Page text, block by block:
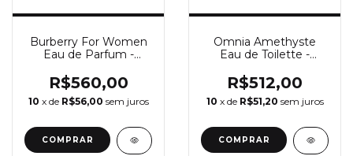
Burberry For Women
Eau de Parfum -
Burberry
R$560,00
10 x de R$56,00 sem juros
COMPRAR
Omnia Amethyste
Eau de Toilette -
Bvlgari
R$512,00
10 x de R$51,20 sem juros
COMPRAR